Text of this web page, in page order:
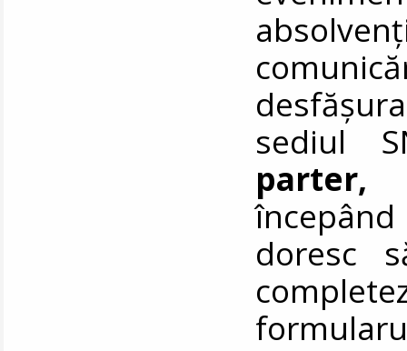
sediul
parter,
începând
doresc